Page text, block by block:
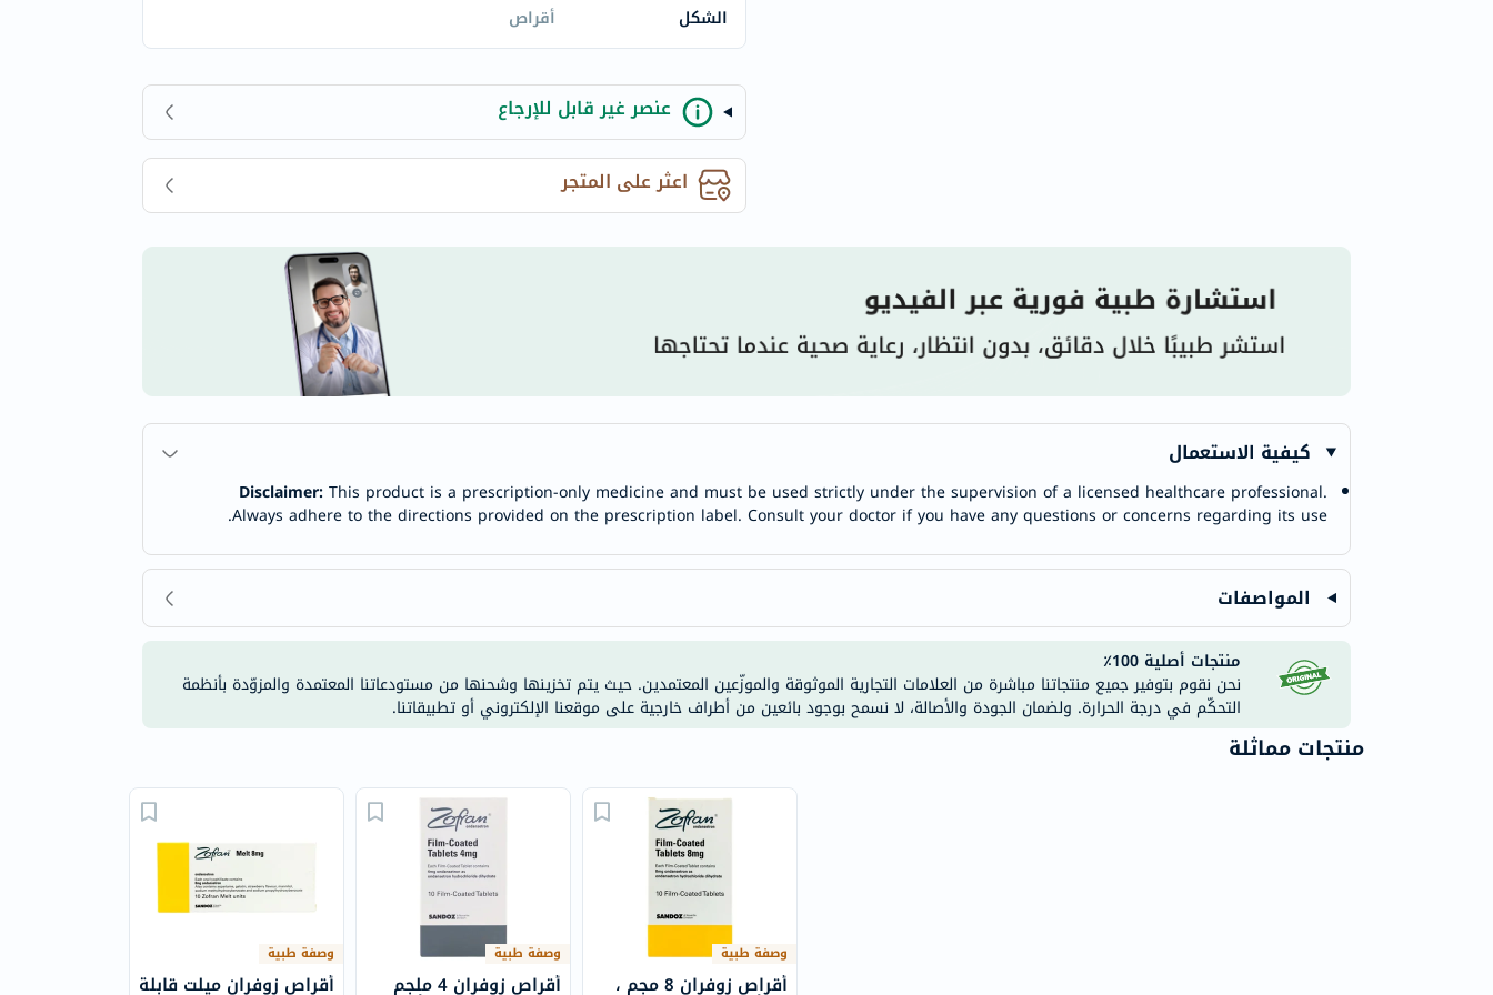
accu-
activise
acuvue
annemarie-
borlind
webber-
cetaphil
CHalpha
dralthea
celimax
anua
neocell
uriage
paleo
egoqv
olaplex
solaray
vitalproteins
optibac
OMRON
fino
الشكل
أقراص
عنصر غير قابل للإرجاع
اعثر على المتجر
كيفية الاستعمال
Disclaimer:This product is a prescription-only medicine and must be used strictly under the supervision of a licensed healthcare professional.
Always adhere to the directions provided on the prescription label. Consult your doctor if you have any questions or concerns regarding its use.
المواصفات
منتجات أصلية 100٪
نحن نقوم بتوفير جميع منتجاتنا مباشرة من العلامات التجارية الموثوقة والموزّعين المعتمدين. حيث يتم تخزينها وشحنها من مستودعاتنا المعتمدة والمزوّدة بأنظمة
التحكّم في درجة الحرارة. ولضمان الجودة والأصالة، لا نسمح بوجود بائعين من أطراف خارجية على موقعنا الإلكتروني أو تطبيقاتنا.
منتجات مماثلة
وصفة طبية
أقراص زوفران ميلت قابلة
وصفة طبية
أقراص زوفران 4 ملجم
وصفة طبية
أقراص زوفران 8 مجم ،